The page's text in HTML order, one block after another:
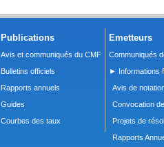
Publications
Avis et communiqués du CMF
Bulletins officiels
Rapports annuels
Guides
Courbes des taux
Emetteurs
Communiqués
► Informations
Avis de
Convocation
Projets de
Rapports